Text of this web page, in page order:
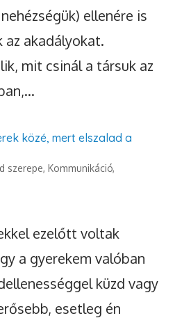
ellenére is
az akadályokat.
mit csinál a társuk az
közé, mert elszalad a
szerepe, Kommunikáció,
ezelőtt voltak
a gyerekem valóban
küzd vagy
esetleg én